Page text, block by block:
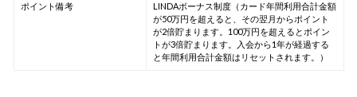
ポイント備考
LINDAボーナス制度（カード年間利用合計金額
が50万円を超えると、その翌月からポイント
が2倍貯まります。100万円を超えるとポイン
トが3倍貯まります。入会から1年が経過する
と年間利用合計金額はリセットされます。）